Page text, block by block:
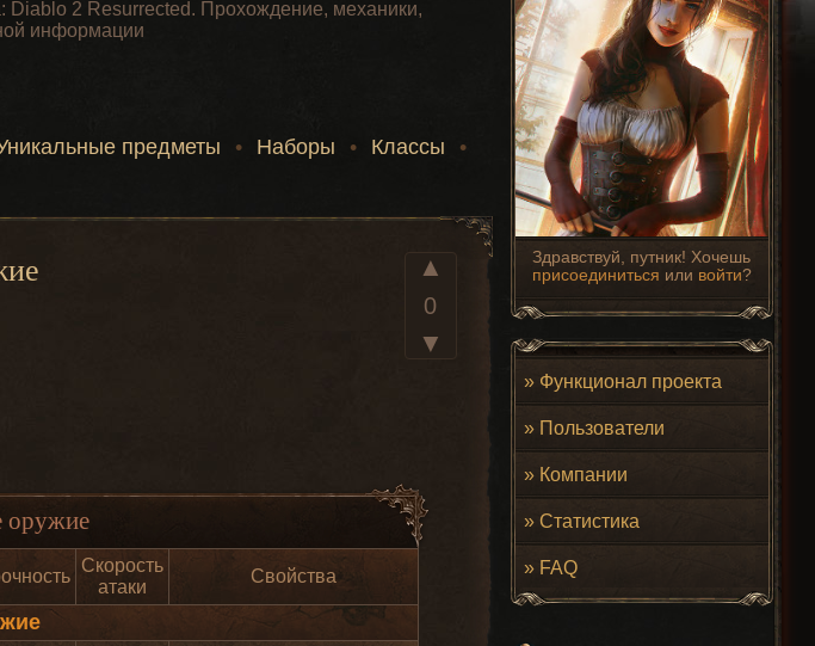
Здравствуй, путник! Хочешь
присоединиться или войти?
» Функционал проекта
» Пользователи
» Компании
» Статистика
» FAQ
Diablo 2 Resurrected. Прохождение, механики,
информации
предметы • Наборы • Классы
•
▲
0
▼
оружие
Скорость
атаки
Свойства